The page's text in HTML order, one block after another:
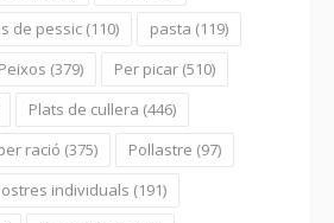
de pessic (110) pasta (119)
Peixos (379) Per picar (510)
Plats de cullera (446)
ració (375) Pollastre (97)
individuals (191)